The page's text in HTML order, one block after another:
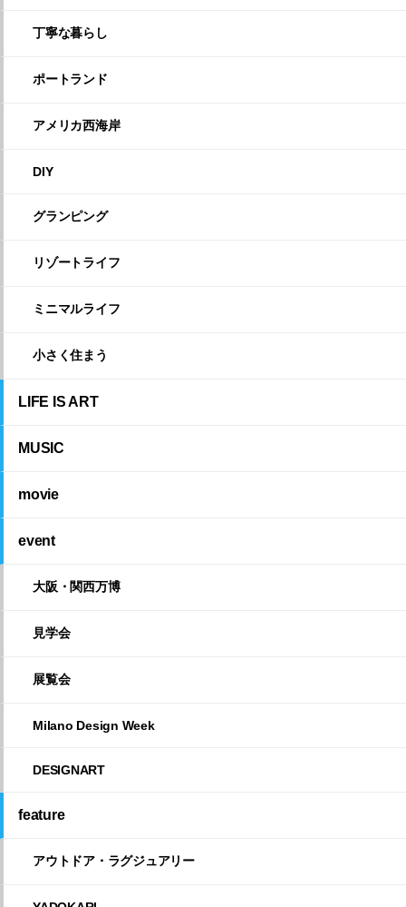
丁寧な暮らし
ポートランド
アメリカ西海岸
DIY
グランピング
リゾートライフ
ミニマルライフ
小さく住まう
LIFE IS ART
MUSIC
movie
event
大阪・関西万博
見学会
展覧会
Milano Design Week
DESIGNART
feature
アウトドア・ラグジュアリー